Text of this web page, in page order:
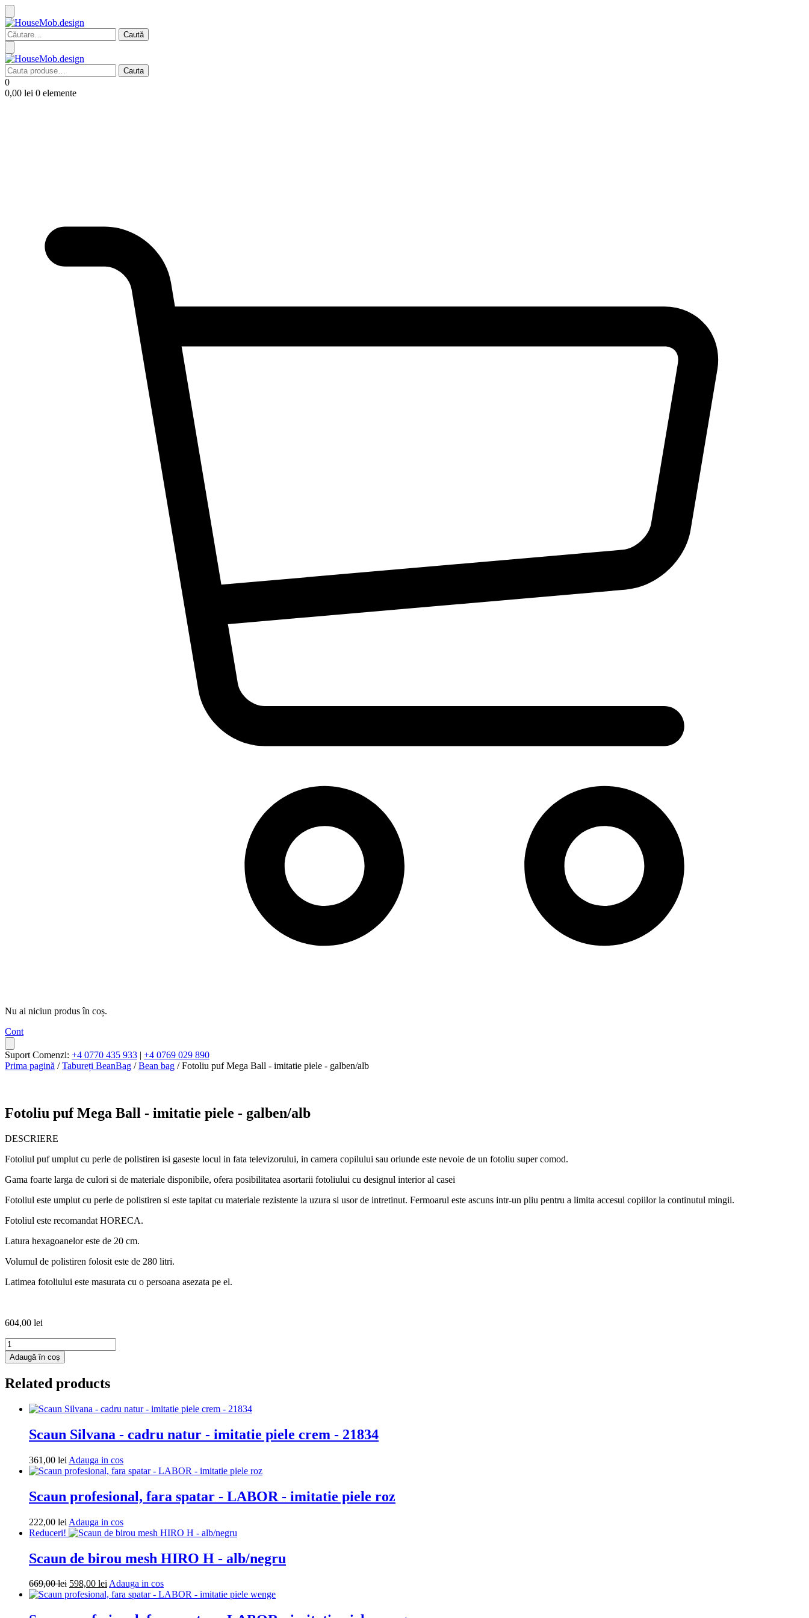
Caută
după:
Cauta
după:
Cauta
0
0,00 lei 0 elemente
Nu ai niciun produs în coș.
Cont
Suport Comenzi: +4 0770 435 933 | +4 0769 029 890
Prima pagină /Tabureți BeanBag /Bean bag / Fotoliu puf Mega Ball - imitatie piele - galben/alb
Fotoliu puf Mega Ball - imitatie piele - galben/alb
DESCRIERE
Fotoliul puf umplut cu perle de polistiren isi gaseste locul in fata televizorului, in camera copilului sau oriunde este nevoie de un fotoliu super comod.
Gama foarte larga de culori si de materiale disponibile, ofera posibilitatea asortarii fotoliului cu designul interior al casei
Fotoliul este umplut cu perle de polistiren si este tapitat cu materiale rezistente la uzura si usor de intretinut. Fermoarul este ascuns intr-un pliu pentru a limita accesul copiilor la continutul mingii.
Fotoliul este recomandat HORECA.
Latura hexagoanelor este de 20 cm.
Volumul de polistiren folosit este de 280 litri.
Latimea fotoliului este masurata cu o persoana asezata pe el.
604,00 lei
Cantitate
Fotoliu
puf
Ball
imitatie
galben/alb
Adaugă în coș
Related products
Scaun Silvana - cadru natur - imitatie piele crem - 21834
361,00 lei Adauga in cosAdauga
in
Scaun profesional, fara spatar - LABOR - imitatie piele roz
222,00 lei Adauga in cosAdauga
in
Reduceri!
Scaun de birou mesh HIRO H - alb/negru
669,00lei Prețul
inițial
fost:
598,00 lei Prețul
curent
598,00 lei.
Adauga in cosAdauga
in